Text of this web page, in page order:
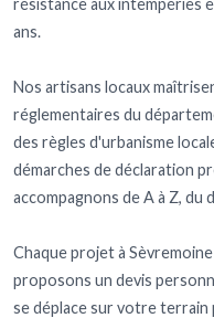
résistance aux intempéries
ans.
Nos artisans locaux
réglementaires du
des règles d'urbanisme
démarches de déclaration
accompagnons de A à Z, du
Chaque projet à
proposons un devis
se déplace sur votre terrain